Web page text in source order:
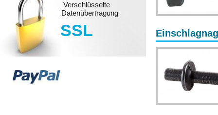
Verschlüsselte
Datenübertragung
SSL